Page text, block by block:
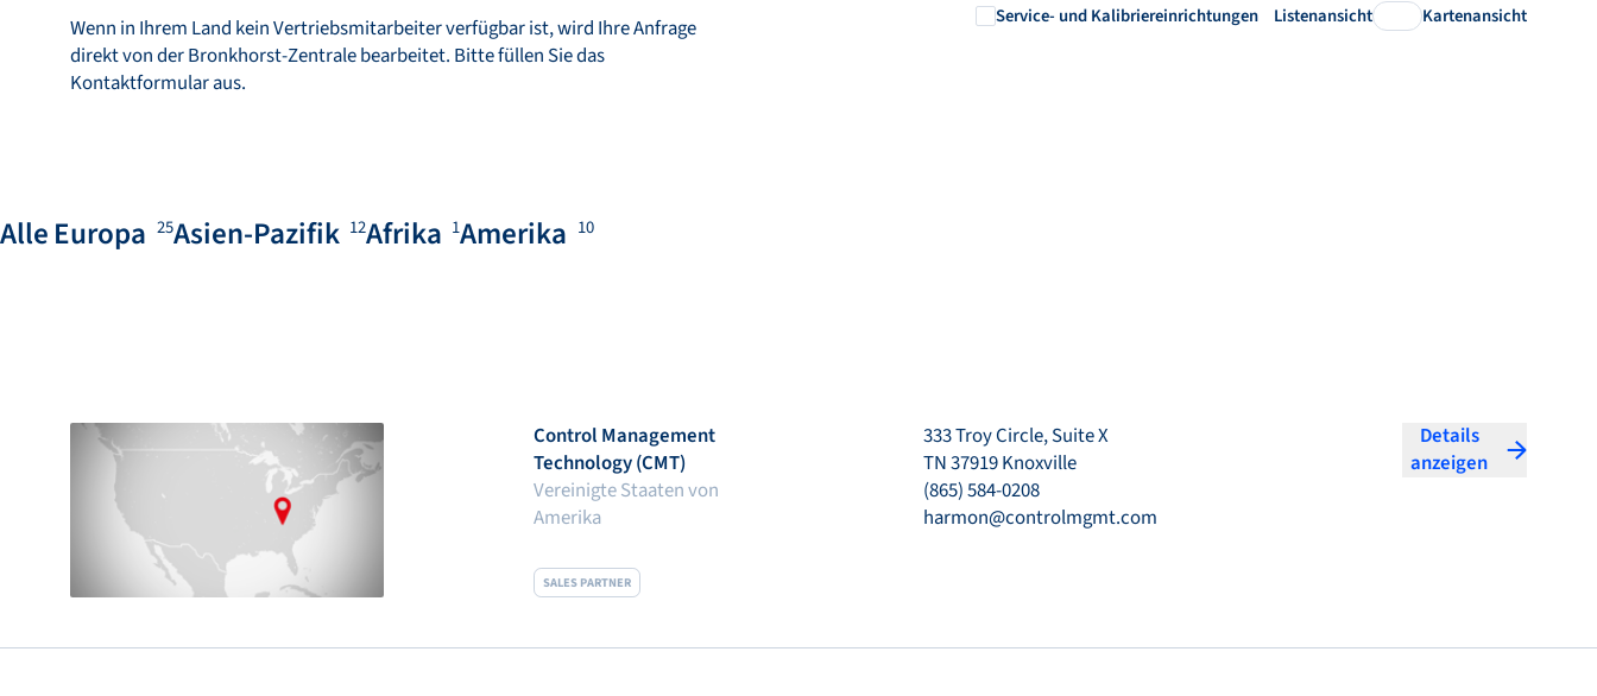
Wenn in Ihrem Land kein Vertriebsmitarbeiter verfügbar ist, wird Ihre Anfrage
direkt von der Bronkhorst-Zentrale bearbeitet. Bitte füllen Sie das
Kontaktformular aus.
Service- und Kalibriereinrichtungen Listenansicht Kartenansicht
AlleEuropa 25Asien-Pazifik 12Afrika 1Amerika 10
SALES PARTNER
Control Management
Technology (CMT)
Vereinigte Staaten von
Amerika
333 Troy Circle, Suite X
TN 37919 Knoxville
(865) 584-0208
harmon@controlmgmt.com
Details
anzeigen